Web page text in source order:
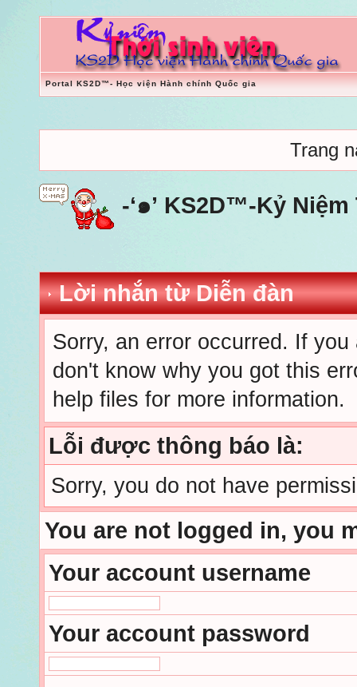
Portal KS2D™- Học viện Hành chính Quốc gia
Trang
-‘๑’ KS2D™-Kỷ
Lời nhắn từ Diễn đàn
Sorry, an error occurred. If
don't know why you got this
help files for more information.
Lỗi được thông báo là:
Sorry, you do not have
You are not logged in, you
Your account username
Your account password